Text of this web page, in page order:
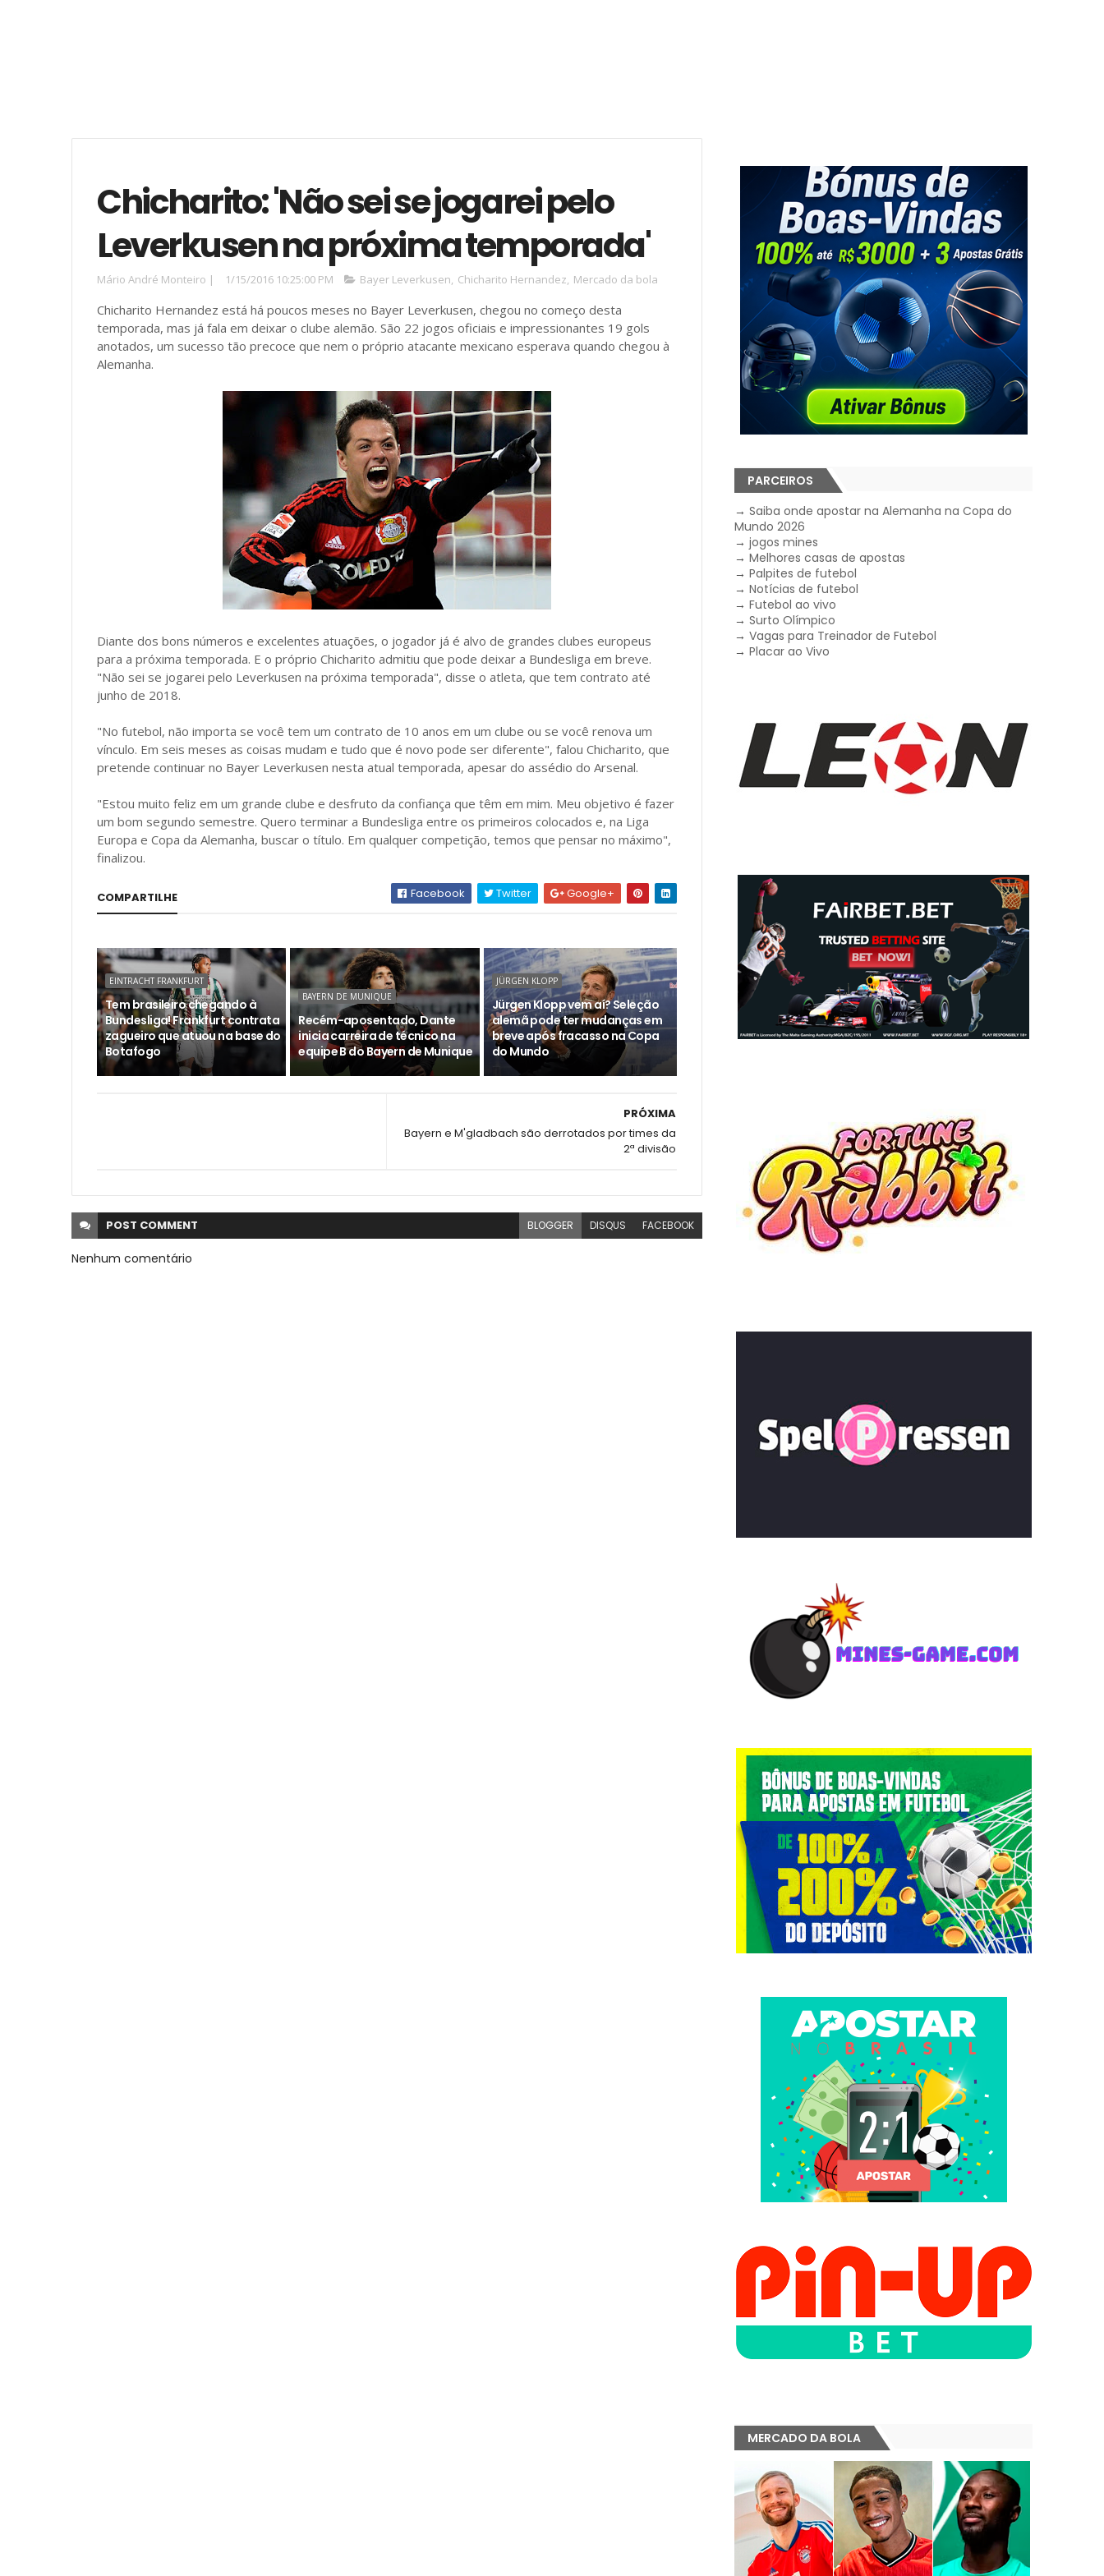
Chicharito: 'Não sei se jogarei pelo
Leverkusen na próxima temporada'
Mário André Monteiro | 1/15/2016 10:25:00 PM Bayer Leverkusen, Chicharito Hernandez, Mercado da bola
Chicharito Hernandez está há poucos meses no Bayer Leverkusen, chegou no começo desta
temporada, mas já fala em deixar o clube alemão. São 22 jogos oficiais e impressionantes 19 gols
anotados, um sucesso tão precoce que nem o próprio atacante mexicano esperava quando chegou à
Alemanha.
Diante dos bons números e excelentes atuações, o jogador já é alvo de grandes clubes europeus
para a próxima temporada. E o próprio Chicharito admitiu que pode deixar a Bundesliga em breve.
"Não sei se jogarei pelo Leverkusen na próxima temporada", disse o atleta, que tem contrato até
junho de 2018.
"No futebol, não importa se você tem um contrato de 10 anos em um clube ou se você renova um
vínculo. Em seis meses as coisas mudam e tudo que é novo pode ser diferente", falou Chicharito, que
pretende continuar no Bayer Leverkusen nesta atual temporada, apesar do assédio do Arsenal.
"Estou muito feliz em um grande clube e desfruto da confiança que têm em mim. Meu objetivo é fazer
um bom segundo semestre. Quero terminar a Bundesliga entre os primeiros colocados e, na Liga
Europa e Copa da Alemanha, buscar o título. Em qualquer competição, temos que pensar no máximo",
finalizou.
COMPARTILHE Facebook Twitter Google+
EINTRACHT FRANKFURT
Tem brasileiro chegando à
Bundesliga! Frankfurt contrata
zagueiro que atuou na base do
Botafogo
BAYERN DE MUNIQUE
Recém-aposentado, Dante
inicia carreira de técnico na
equipe B do Bayern de Munique
JÜRGEN KLOPP
Jürgen Klopp vem aí? Seleção
alemã pode ter mudanças em
breve após fracasso na Copa
do Mundo
PRÓXIMA
Bayern e M'gladbach são derrotados por times da
2ª divisão
POST COMMENT BLOGGER DISQUS FACEBOOK
Nenhum comentário
PARCEIROS
→Saiba onde apostar na Alemanha na Copa do
Mundo 2026
→jogos mines
→Melhores casas de apostas
→Palpites de futebol
→Notícias de futebol
→Futebol ao vivo
→Surto Olímpico
→Vagas para Treinador de Futebol
→Placar ao Vivo
MERCADO DA BOLA